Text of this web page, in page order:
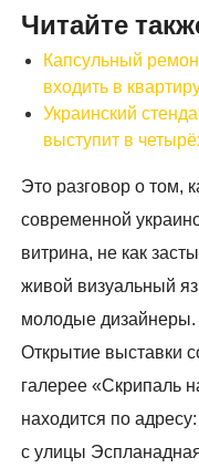
Читайте
Капсульный
входить в
Украинский
выступит в
Это разговор о том,
современной
витрина, не как
живой визуальный
молодые дизайнеры.
Открытие выставки
галерее «Скрипаль
находится по
с улицы